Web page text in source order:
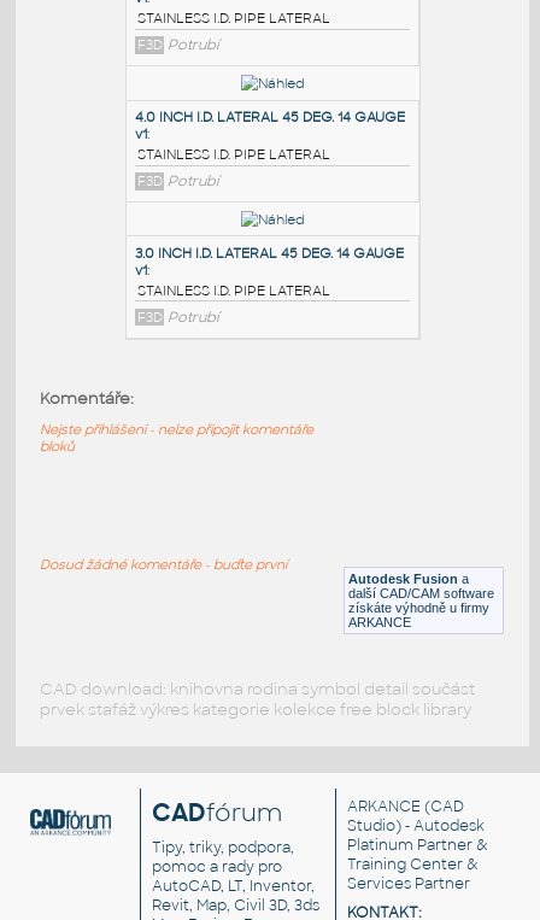
8.0 INCH I.D. LATERAL 45 DEG. 14 GAUGE
v1
STAINLESS I.D. PIPE LATERAL
F3D Potrubí
6.0 INCH I.D. LATERAL 45 DEG. 14 GAUGE
STAINLESS I.D. PIPE LATERAL
F3D Potrubí
STAINLESS I.D. PIPE LATERAL
Autodesk Fusion a
další CAD/CAM software
získáte výhodně u firmy
ARKANCE
Komentáře:
Nejste přihlášeni - nelze připojit komentáře
bloků
Dosud žádné komentáře - buďte první
CAD download: knihovna rodina symbol detail součást
prvek stafáž výkres kategorie kolekce free block library
CADfórum
Tipy, triky, podpora,
pomoc a rady pro
AutoCAD, LT, Inventor,
Revit, Map, Civil 3D, 3ds
ARKANCE (CAD
Studio) - Autodesk
Platinum Partner &
Training Center &
Services Partner
KONTAKT: